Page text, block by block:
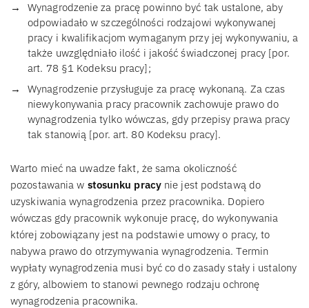
Wynagrodzenie za pracę powinno być tak ustalone, aby
odpowiadało w szczególności rodzajowi wykonywanej
pracy i kwalifikacjom wymaganym przy jej wykonywaniu, a
także uwzględniało ilość i jakość świadczonej pracy [por.
art. 78 §1 Kodeksu pracy];
Wynagrodzenie przysługuje za pracę wykonaną. Za czas
niewykonywania pracy pracownik zachowuje prawo do
wynagrodzenia tylko wówczas, gdy przepisy prawa pracy
tak stanowią [por. art. 80 Kodeksu pracy].
Warto mieć na uwadze fakt, że sama okoliczność
pozostawania w stosunku pracynie jest podstawą do
uzyskiwania wynagrodzenia przez pracownika. Dopiero
wówczas gdy pracownik wykonuje pracę, do wykonywania
której zobowiązany jest na podstawie umowy o pracy, to
nabywa prawo do otrzymywania wynagrodzenia. Termin
wypłaty wynagrodzenia musi być co do zasady stały i ustalony
z góry, albowiem to stanowi pewnego rodzaju ochronę
wynagrodzenia pracownika.